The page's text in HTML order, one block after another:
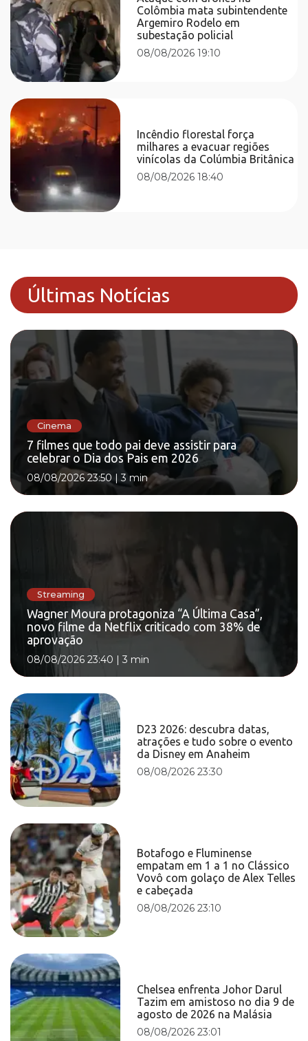
Colômbia mata subintendente
Argemiro Rodelo em
subestação policial
08/08/2026 19:10
Incêndio florestal força
milhares a evacuar regiões
vinícolas da Colúmbia Britânica
08/08/2026 18:40
Últimas Notícias
Cinema
7 filmes que todo pai deve assistir para
celebrar o Dia dos Pais em 2026
08/08/2026 23:50 |3 min
Streaming
Wagner Moura protagoniza “A Última Casa”,
novo filme da Netflix criticado com 38% de
aprovação
08/08/2026 23:40 | 3 min
D23 2026: descubra datas,
atrações e tudo sobre o evento
da Disney em Anaheim
08/08/2026 23:30
Botafogo e Fluminense
empatam em 1 a 1 no Clássico
Vovô com golaço de Alex Telles
e cabeçada
08/08/2026 23:10
Chelsea enfrenta Johor Darul
Tazim em amistoso no dia 9 de
agosto de 2026 na Malásia
08/08/2026 23:01